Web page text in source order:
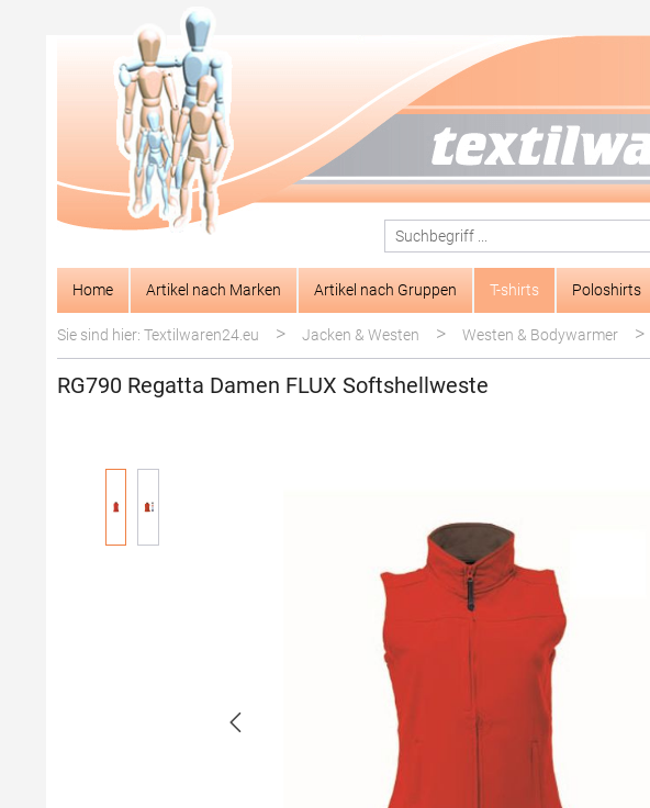
Zur Hauptnavigation springen
Home Artikel nach Marken Artikel nach Gruppen T-shirts Poloshirts
Sie sind hier: Textilwaren24.eu > Jacken & Westen > Westen & Bodywarmer >
RG790 Regatta Damen FLUX Softshellweste